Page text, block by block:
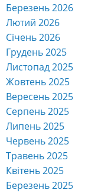
Березень 2026
Лютий 2026
Січень 2026
Грудень 2025
Листопад 2025
Жовтень 2025
Вересень 2025
Серпень 2025
Липень 2025
Червень 2025
Травень 2025
Квітень 2025
Березень 2025